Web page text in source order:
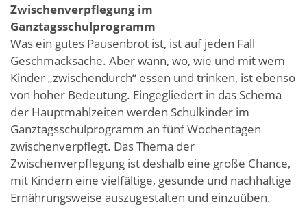
Zwischenverpflegung im
Ganztagsschulprogramm
Was ein gutes Pausenbrot ist, ist auf jeden Fall
Geschmacksache. Aber wann, wo, wie und mit wem
Kinder „zwischendurch“ essen und trinken, ist ebenso
von hoher Bedeutung. Eingegliedert in das Schema
der Hauptmahlzeiten werden Schulkinder im
Ganztagsschulprogramm an fünf Wochentagen
zwischenverpflegt. Das Thema der
Zwischenverpflegung ist deshalb eine große Chance,
mit Kindern eine vielfältige, gesunde und nachhaltige
Ernährungsweise auszugestalten und einzuüben.